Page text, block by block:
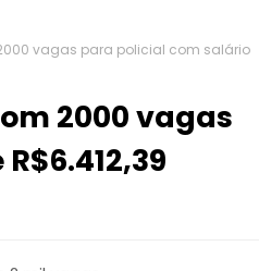
vagas para policial com salário
2000 vagas